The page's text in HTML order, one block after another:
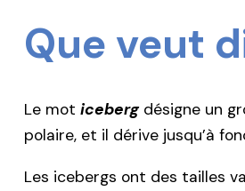
Que veut
Le mot icebergdésigne un
polaire, et il dérive jusqu’à
Les icebergs ont des tailles